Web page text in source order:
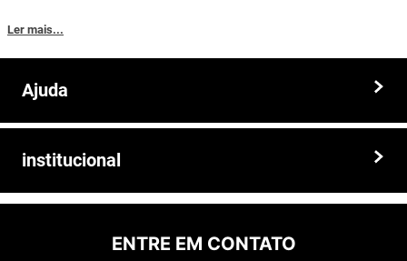
competitivos. Nós também oferecemos um atendimento
personalizado, com equipe de profissionais altamente capacitados
Somos a solução ideal para quem busca peças e acessórios agrícolas
Ler mais...
Ajuda
Prazos e entregas
institucional
Quem somos
Politica de privacidadeENTRE EM CONTATO